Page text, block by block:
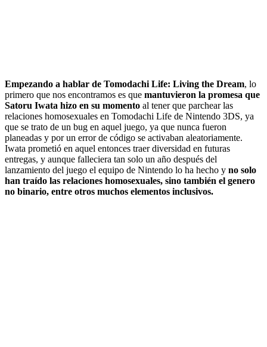
Empezando a hablar de Tomodachi Life: Living the Dream, lo
primero que nos encontramos es que mantuvieron la promesa que
Satoru Iwata hizo en su momento al tener que parchear las
relaciones homosexuales en Tomodachi Life de Nintendo 3DS, ya
que se trato de un bug en aquel juego, ya que nunca fueron
planeadas y por un error de código se activaban aleatoriamente.
Iwata prometió en aquel entonces traer diversidad en futuras
entregas, y aunque falleciera tan solo un año después del
lanzamiento del juego el equipo de Nintendo lo ha hecho y no solo
han traído las relaciones homosexuales, sino también el genero
no binario, entre otros muchos elementos inclusivos.